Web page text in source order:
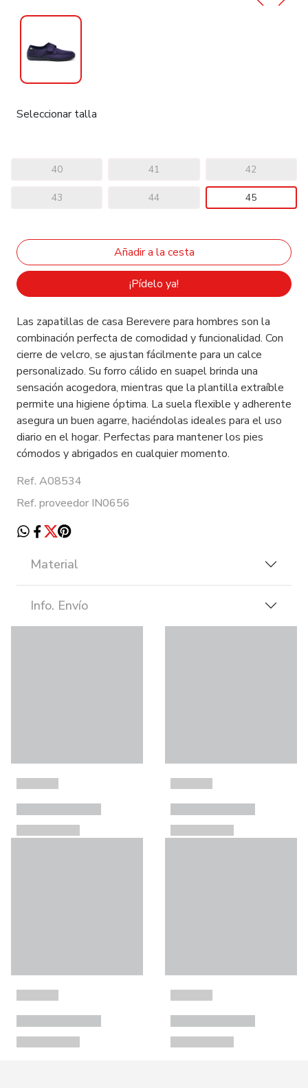
Seleccionar talla
40 41 42
43 44 45
¡Pídelo ya!
Las zapatillas de casa Berevere para hombres son la
combinación perfecta de comodidad y funcionalidad. Con
cierre de velcro, se ajustan fácilmente para un calce
personalizado. Su forro cálido en suapel brinda una
sensación acogedora, mientras que la plantilla extraíble
permite una higiene óptima. La suela flexible y adherente
asegura un buen agarre, haciéndolas ideales para el uso
diario en el hogar. Perfectas para mantener los pies
cómodos y abrigados en cualquier momento.
Ref. A08534
Ref. proveedor IN0656
Material
Info. Envío